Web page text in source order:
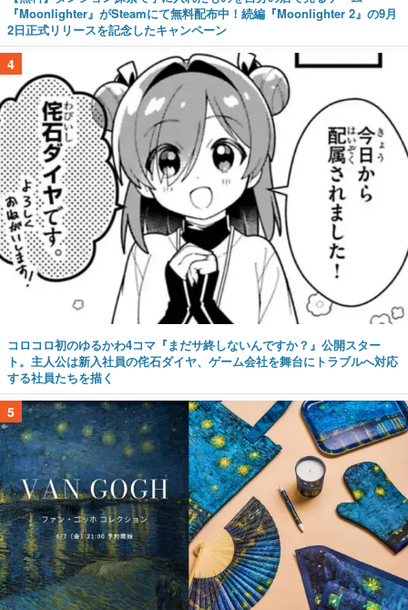
『Moonlighter』がSteamにて無料配布中！続編『Moonlighter 2』の9月
2日正式リリースを記念したキャンペーン
4
コロコロ初のゆるかわ4コマ『まだサ終しないんですか？』公開スター
ト。主人公は新入社員の侘石ダイヤ、ゲーム会社を舞台にトラブルへ対応
する社員たちを描く
5